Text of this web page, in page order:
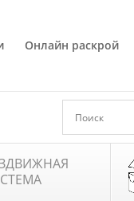
Онлайн раскрой